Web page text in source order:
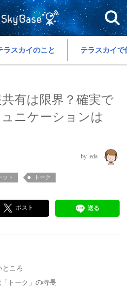
ラスカイのこと テラスカイで
有は限界？確実で
ニケーションは
eda
ット トーク
ポスト 送る
ところ
トーク」の特長